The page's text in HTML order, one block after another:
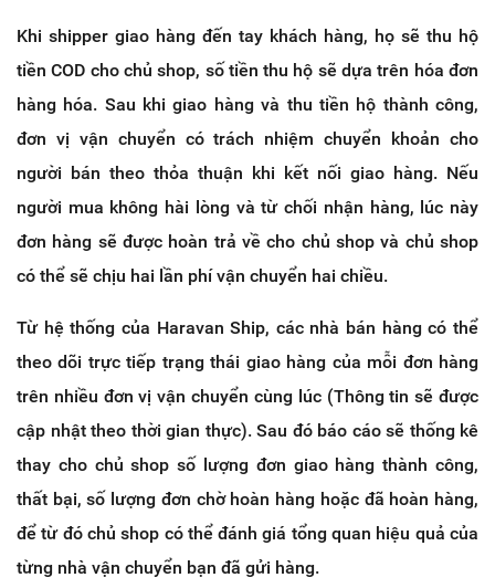
Khi shipper giao hàng đến tay khách hàng, họ sẽ thu hộ
tiền COD cho chủ shop, số tiền thu hộ sẽ dựa trên hóa đơn
hàng hóa. Sau khi giao hàng và thu tiền hộ thành công,
đơn vị vận chuyển có trách nhiệm chuyển khoản cho
người bán theo thỏa thuận khi kết nối giao hàng. Nếu
người mua không hài lòng và từ chối nhận hàng, lúc này
đơn hàng sẽ được hoàn trả về cho chủ shop và chủ shop
có thể sẽ chịu hai lần phí vận chuyển hai chiều.
Từ hệ thống của Haravan Ship, các nhà bán hàng có thể
theo dõi trực tiếp trạng thái giao hàng của mỗi đơn hàng
trên nhiều đơn vị vận chuyển cùng lúc (Thông tin sẽ được
cập nhật theo thời gian thực). Sau đó báo cáo sẽ thống kê
thay cho chủ shop số lượng đơn giao hàng thành công,
thất bại, số lượng đơn chờ hoàn hàng hoặc đã hoàn hàng,
để từ đó chủ shop có thể đánh giá tổng quan hiệu quả của
từng nhà vận chuyển bạn đã gửi hàng.